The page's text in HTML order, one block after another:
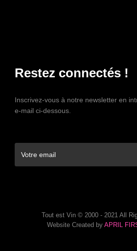
Restez connectés !
Inscrivez-vous à notre newsletter en
e-mail ci-dessous.
Tout est Vin © 2000 - 2021 All
Website Created by APRIL